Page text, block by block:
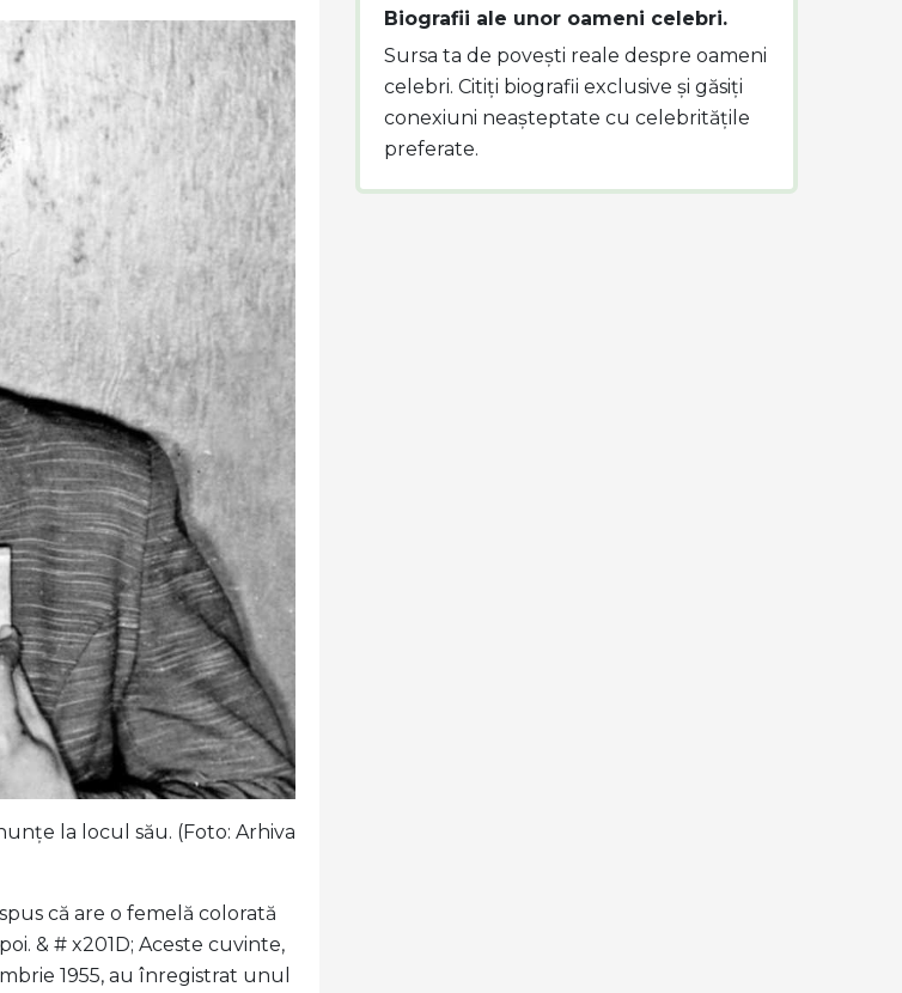
la locul său. (Foto: Arhiva
că are o femelă colorată
& # x201D; Aceste cuvinte,
1955, au înregistrat unul
Biografii ale unor oameni celebri.
Sursa ta de povești reale despre oameni
celebri. Citiți biografii exclusive și găsiți
conexiuni neașteptate cu celebritățile
preferate.